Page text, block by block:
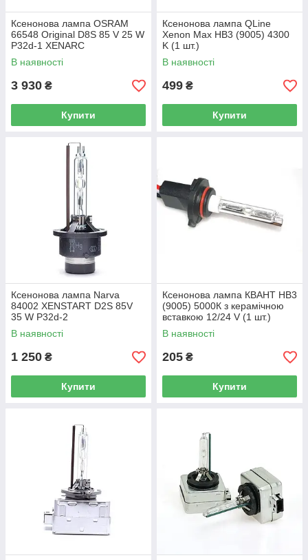
Ксенонова лампа OSRAM
66548 Original D8S 85 V 25 W
P32d-1 XENARC
В наявності
3 930 ₴
Купити
Ксенонова лампа QLine
Xenon Max HB3 (9005) 4300
K (1 шт.)
В наявності
499 ₴
Купити
Ксенонова лампа Narva
84002 XENSTART D2S 85V
35 W P32d-2
В наявності
1 250 ₴
Купити
Ксенонова лампа КВАНТ HB3
(9005) 5000К з керамічною
вставкою 12/24 V (1 шт.)
В наявності
205 ₴
Купити